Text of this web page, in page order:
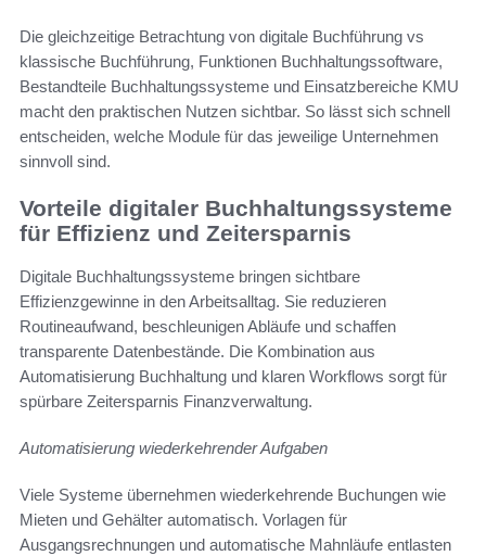
Die gleichzeitige Betrachtung von digitale Buchführung vs
klassische Buchführung, Funktionen Buchhaltungssoftware,
Bestandteile Buchhaltungssysteme und Einsatzbereiche KMU
macht den praktischen Nutzen sichtbar. So lässt sich schnell
entscheiden, welche Module für das jeweilige Unternehmen
sinnvoll sind.
Vorteile digitaler Buchhaltungssysteme
für Effizienz und Zeitersparnis
Digitale Buchhaltungssysteme bringen sichtbare
Effizienzgewinne in den Arbeitsalltag. Sie reduzieren
Routineaufwand, beschleunigen Abläufe und schaffen
transparente Datenbestände. Die Kombination aus
Automatisierung Buchhaltung und klaren Workflows sorgt für
spürbare Zeitersparnis Finanzverwaltung.
Automatisierung wiederkehrender Aufgaben
Viele Systeme übernehmen wiederkehrende Buchungen wie
Mieten und Gehälter automatisch. Vorlagen für
Ausgangsrechnungen und automatische Mahnläufe entlasten